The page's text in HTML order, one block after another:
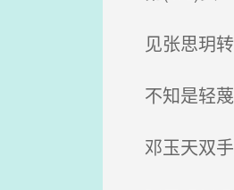
见张思玥转
不知是轻蔑
邓玉天双手